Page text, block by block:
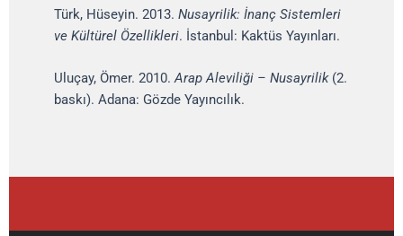
Türk, Hüseyin. 2013. Nusayrilik: İnanç Sistemleri
ve Kültürel Özellikleri. İstanbul: Kaktüs Yayınları.
Uluçay, Ömer. 2010.Arap Aleviliği – Nusayrilik(2.
baskı). Adana: Gözde Yayıncılık.